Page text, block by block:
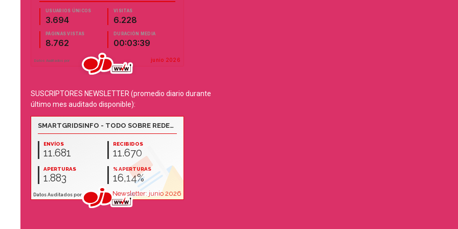
SUSCRIPTORES NEWSLETTER (promedio diario durante
último mes auditado disponible):